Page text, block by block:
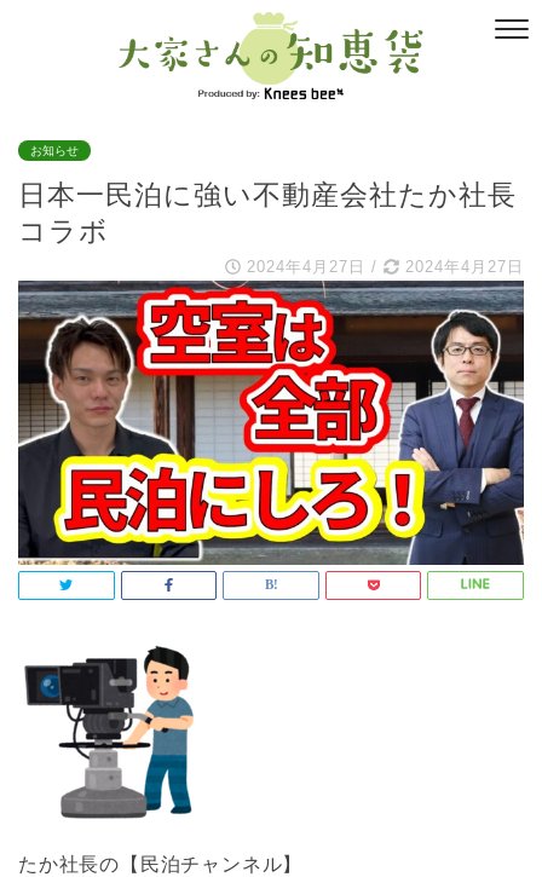
お知らせ
日本一民泊に強い不動産会社たか社長
コラボ
2024年4月27日 / 2024年4月27日
たか社長の【民泊チャンネル】